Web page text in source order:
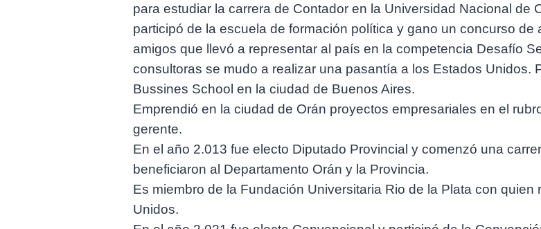
para estudiar la carrera de Contador en la Universidad Nacional de
participó de la escuela de formación política y gano un concurso
amigos que llevó a representar al país en la competencia Desafío
consultoras se mudo a realizar una pasantía a los Estados Unidos.
Bussines School en la ciudad de Buenos Aires.
Emprendió en la ciudad de Orán proyectos empresariales en el
gerente.
En el año 2.013 fue electo Diputado Provincial y comenzó una
beneficiaron al Departamento Orán y la Provincia.
Es miembro de la Fundación Universitaria Rio de la Plata con
Unidos.